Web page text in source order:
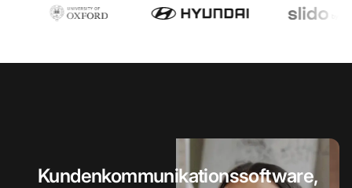
Kundenkommunikationssoftware,